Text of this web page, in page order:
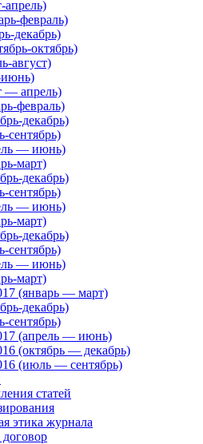
февраль)
декабрь)
октябрь)
август)
— апрель)
февраль)
декабрь)
сентябрь)
— июнь)
март)
декабрь)
сентябрь)
— июнь)
март)
декабрь)
сентябрь)
— июнь)
март)
(январь — март)
декабрь)
сентябрь)
(апрель — июнь)
(октябрь — декабрь)
(июль — сентябрь)
статей
этика журнала